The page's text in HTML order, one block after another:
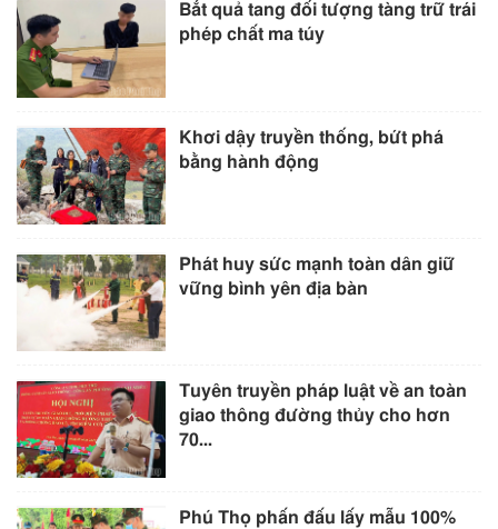
Bắt quả tang đối tượng tàng trữ trái
phép chất ma túy
Khơi dậy truyền thống, bứt phá
bằng hành động
Phát huy sức mạnh toàn dân giữ
vững bình yên địa bàn
Tuyên truyền pháp luật về an toàn
giao thông đường thủy cho hơn
70...
Phú Thọ phấn đấu lấy mẫu 100%